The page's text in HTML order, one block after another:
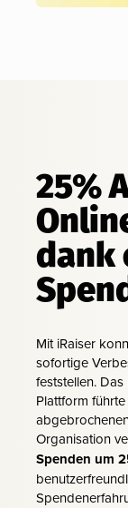
25%
dank
Mit iRaiser
sofortige
feststellen.
Plattform
Organisation
Spenden um